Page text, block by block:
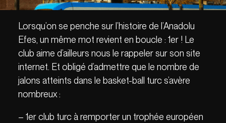
Lorsqu’on se penche sur l’histoire de l’Anadolu
Efes, un même mot revient en boucle : 1er ! Le
club aime d’ailleurs nous le rappeler sur son site
internet. Et obligé d’admettre que le nombre de
jalons atteints dans le basket-ball turc s’avère
nombreux :
– 1er club turc à remporter un trophée européen